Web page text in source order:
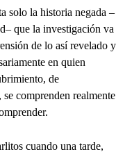
solo la historia negada –
que la investigación va
de lo así revelado y
en quien
de
comprenden realmente
cuando una tarde,